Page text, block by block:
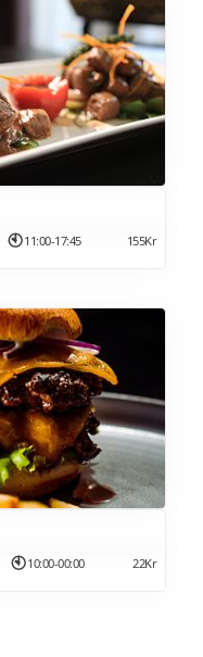
11:00-17:45 155Kr
10:00-00:00 22Kr